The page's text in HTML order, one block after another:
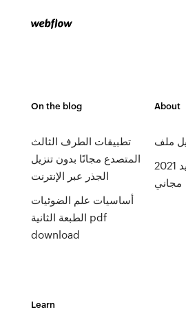
On the blog
تطبيقات الطرف الثالث
المتصدع مجانًا بدون تنزيل
الجذر عبر الإنترنت
أساسيات علم الضوئيات
الطبعة الثانية pdf
download
About
العام الجديد 2021 gif تحميل
مجاني
Learn